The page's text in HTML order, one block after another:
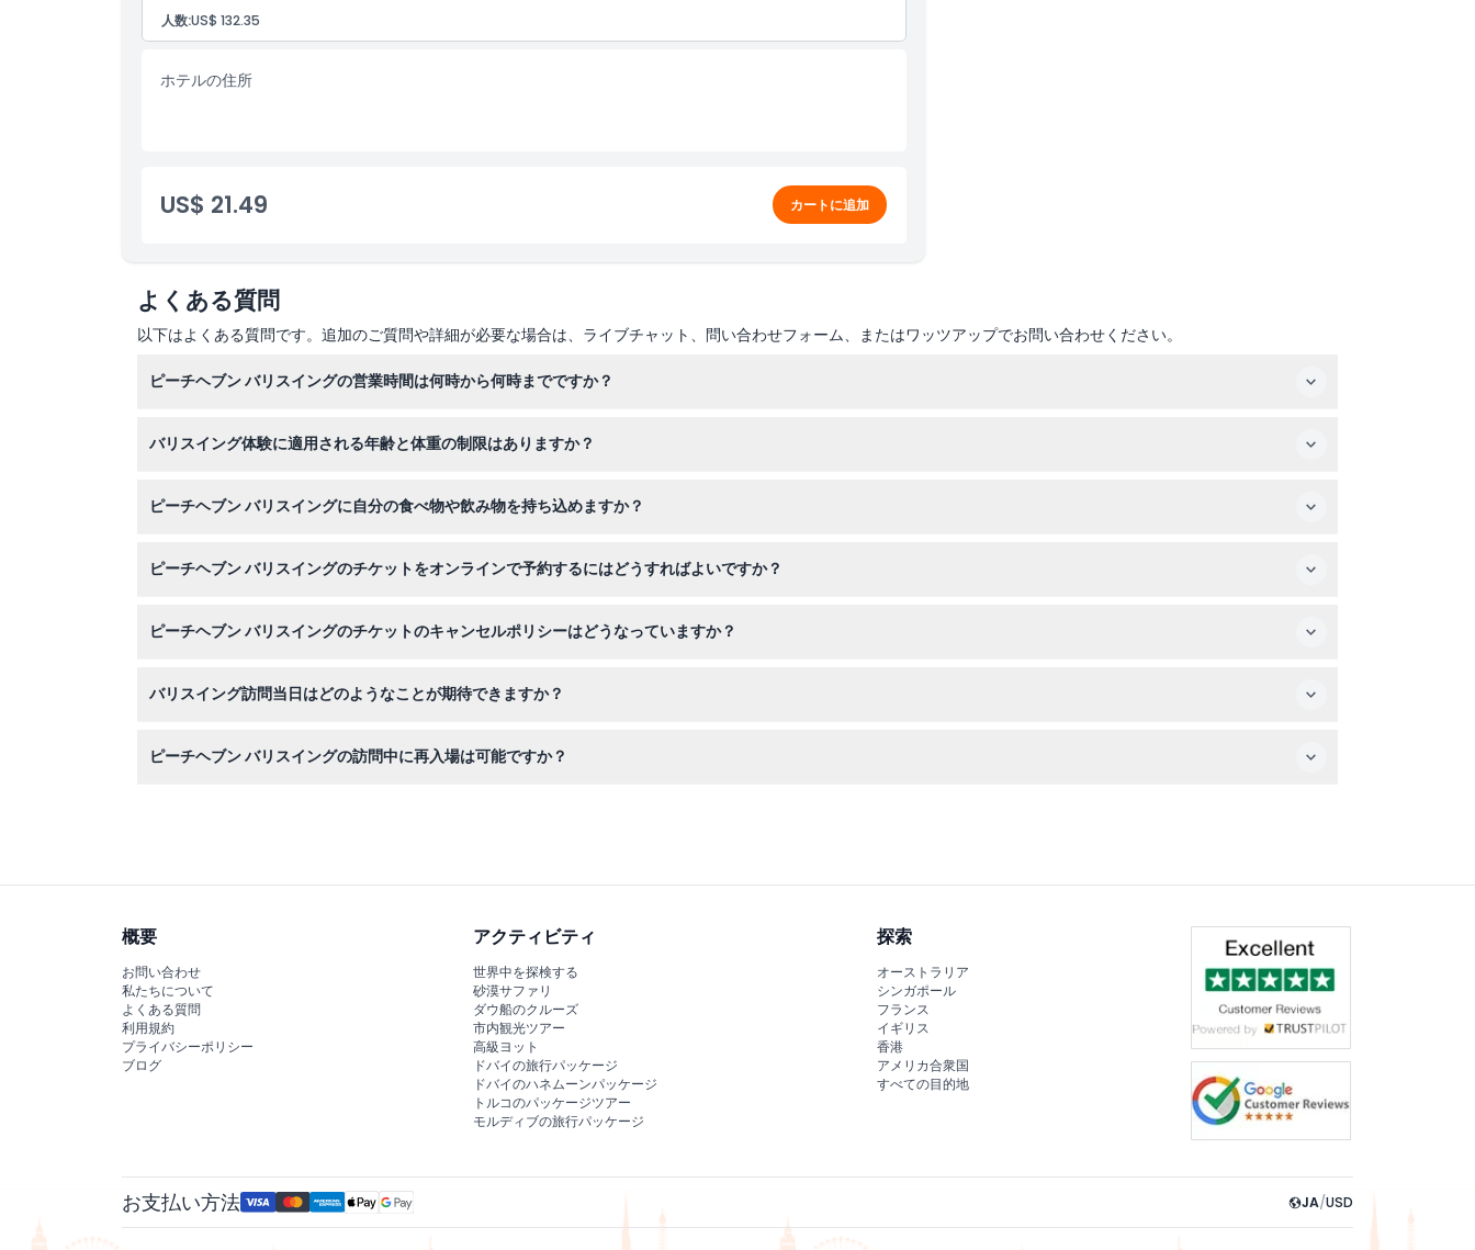
1.5時間のATV体験
すべての必要な安全装備
チップおよび謝礼
写真／DVDの記録。
以下への入場：シングルスイング（15m）、シングルスイング（80m）、およびタンデムスイング
次の写真スポット訪問：チキンネスト、バードネスト、ヒュージストーン、フォルクスワーゲン、ヘブンブリッ
ジ、ヘブンロード、ハンギングベッド、フローティングジャグジー、トライアングルハウス、バブルハウス、ハ
シャワー室とタオル。
人数:US$ 132.35
ホテルの住所
US$ 21.49 カートに追加
よくある質問
以下はよくある質問です。追加のご質問や詳細が必要な場合は、ライブチャット、問い合わせフォーム、またはワッツアップでお問い合わせください。
ピーチヘブン バリスイングの営業時間は何時から何時までですか？
アトラクションはバリの静寂の日、ニュピの日は休業となります。
バリスイング体験に適用される年齢と体重の制限はありますか？
ピーチヘブン バリスイングに自分の食べ物や飲み物を持ち込めますか？
ピーチヘブン バリスイングのチケットをオンラインで予約するにはどうすればよいですか？
ピーチヘブン バリスイングのチケットのキャンセルポリシーはどうなっていますか？
バリスイング訪問当日はどのようなことが期待できますか？
チケットの提示で再入場も可能です。
ピーチヘブン バリスイングの訪問中に再入場は可能ですか？
概要
お問い合わせ
私たちについて
よくある質問
利用規約
プライバシーポリシー
ブログ
アクティビティ
世界中を探検する
砂漠サファリ
ダウ船のクルーズ
市内観光ツアー
高級ヨット
ドバイの旅行パッケージ
ドバイのハネムーンパッケージ
トルコのパッケージツアー
モルディブの旅行パッケージ
探索
オーストラリア
シンガポール
フランス
イギリス
香港
アメリカ合衆国
すべての目的地
お支払い方法 JA/USD